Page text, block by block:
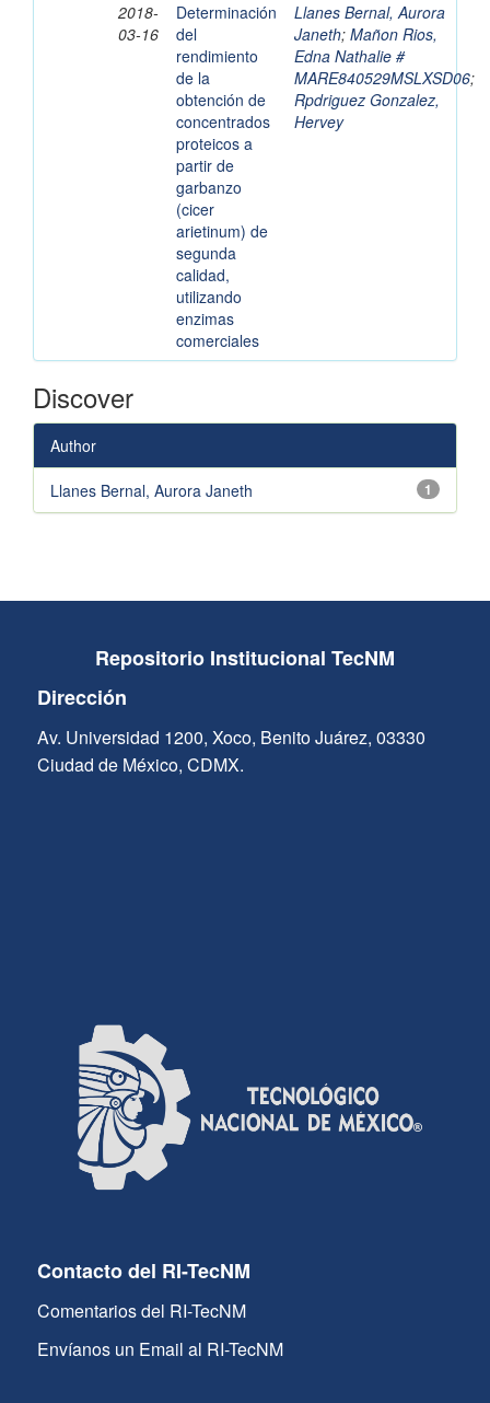
2018-
03-16
Determinación
del
rendimiento
de la
obtención de
concentrados
proteicos a
partir de
garbanzo
(cicer
arietinum) de
segunda
calidad,
utilizando
enzimas
comerciales
Llanes Bernal, Aurora
Janeth; Mañon Rios,
Edna Nathalie #
MARE840529MSLXSD06;
Rpdriguez Gonzalez,
Hervey
Discover
Author
1
Llanes Bernal, Aurora Janeth
Repositorio Institucional TecNM
Dirección
Av. Universidad 1200, Xoco, Benito Juárez, 03330
Ciudad de México, CDMX.
Contacto del RI-TecNM
Comentarios del RI-TecNM
Envíanos un Email al RI-TecNM